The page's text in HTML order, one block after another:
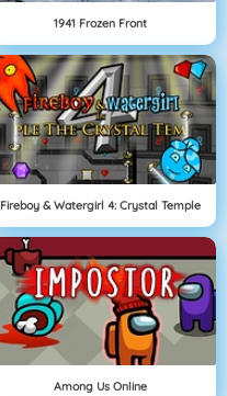
1941 Frozen Front
Fireboy & Watergirl 4: Crystal Temple
Among Us Online